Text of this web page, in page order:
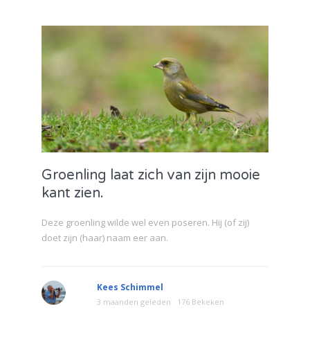
Groenling laat zich van zijn mooie
kant zien.
Deze groenling wilde wel even poseren. Hij (of zij)
doet zijn (haar) naam eer aan.
Kees Schimmel
3 maanden geleden 176 Bekeken